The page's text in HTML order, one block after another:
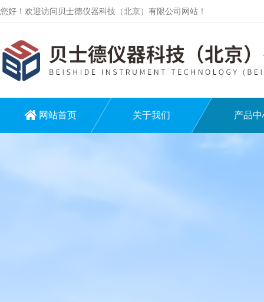
您好！欢迎访问贝士德仪器科技（北京）有限公司网站！
网站首页 关于我们 产品中